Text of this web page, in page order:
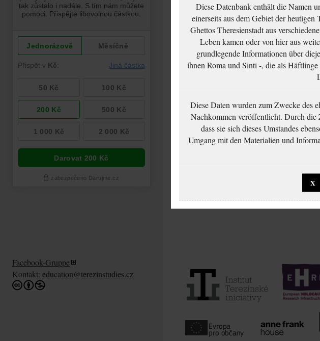
Pick Zdeněk:
NEZPRACOVÁNO
Pick Zdeněk:
NEZPRACOVÁNO
Facebook-Gruppe
Kontakt: education@terezinstudies.cz
Diese Datenbank enthält die Namen
einerseits aus dem Gebiet der
Ghettos Theresienstadt aus
Leben kamen oder von hier aus
grundlegende Informationen über
ihnen Roma und Sinti -, die als
Diese Daten wurden zum Zwecke des
Nachkommen veröffentlicht. Durch die
dass sie sich dieses Umstandes
Umgang mit den Materialien und
X